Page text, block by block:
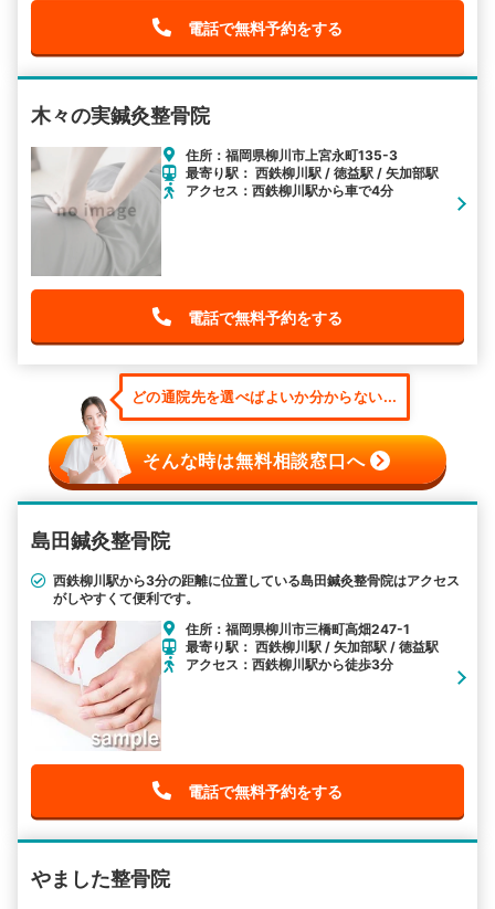
電話で無料予約をする
木々の実鍼灸整骨院
住所：福岡県柳川市上宮永町135-3
最寄り駅： 西鉄柳川駅 / 徳益駅 / 矢加部駅
アクセス：西鉄柳川駅から車で4分
電話で無料予約をする
どの通院先を選べばよいか分からない...
そんな時は無料相談窓口へ
島田鍼灸整骨院
西鉄柳川駅から3分の距離に位置している島田鍼灸整骨院はアクセス
がしやすくて便利です。
住所：福岡県柳川市三橋町高畑247-1
最寄り駅： 西鉄柳川駅 / 矢加部駅 / 徳益駅
アクセス：西鉄柳川駅から徒歩3分
電話で無料予約をする
やました整骨院